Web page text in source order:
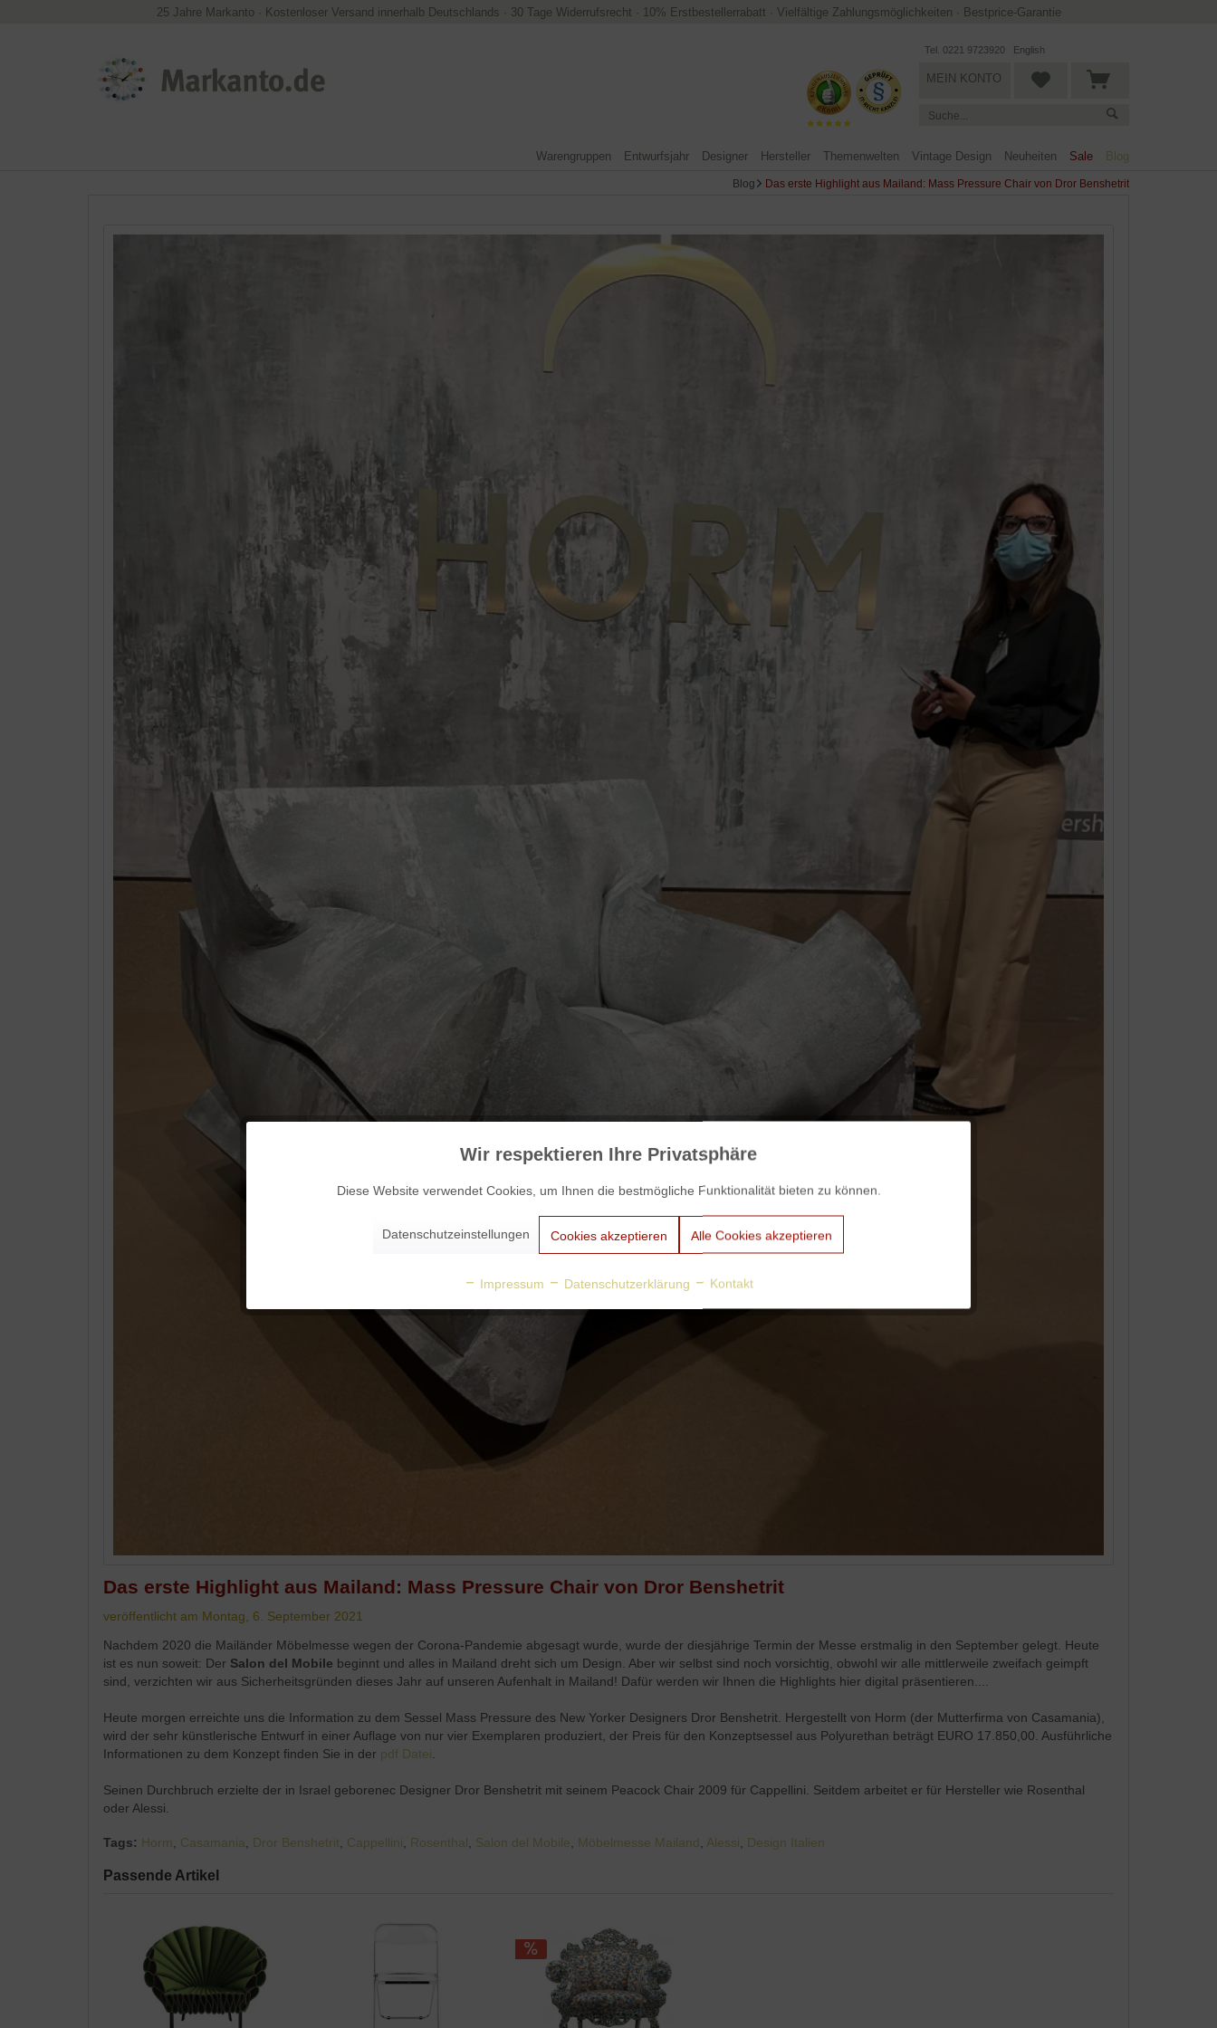
25 Jahre Markanto · Kostenloser Versand innerhalb Deutschlands · 30 Tage Widerrufsrecht · 10% Erstbestellerrabatt · Vielfältige Zahlungsmöglichkeiten · Bestprice-Garantie
Tel. 0221 9723920 English
MEIN KONTO
Warengruppen Entwurfsjahr Designer Hersteller Themenwelten Vintage Design Neuheiten Sale Blog
Blog Das erste Highlight aus Mailand: Mass Pressure Chair von Dror Benshetrit
Das erste Highlight aus Mailand: Mass Pressure Chair von Dror Benshetrit
veröffentlicht am Montag, 6. September 2021
Nachdem 2020 die Mailänder Möbelmesse wegen der Corona-Pandemie abgesagt wurde, wurde der diesjährige Termin der Messe erstmalig in den September gelegt. Heute
ist es nun soweit: Der Salon del Mobile beginnt und alles in Mailand dreht sich um Design. Aber wir selbst sind noch vorsichtig, obwohl wir alle mittlerweile zweifach geimpft
sind, verzichten wir aus Sicherheitsgründen dieses Jahr auf unseren Aufenhalt in Mailand! Dafür werden wir Ihnen die Highlights hier digital präsentieren....
Heute morgen erreichte uns die Information zu dem Sessel Mass Pressure des New Yorker Designers Dror Benshetrit. Hergestellt von Horm (der Mutterfirma von Casamania),
wird der sehr künstlerische Entwurf in einer Auflage von nur vier Exemplaren produziert, der Preis für den Konzeptsessel aus Polyurethan beträgt EURO 17.850,00. Ausführliche
Informationen zu dem Konzept finden Sie in der pdf Datei
Seinen Durchbruch erzielte der in Israel geborenec Designer Dror Benshetrit mit seinem Peacock Chair 2009 für Cappellini. Seitdem arbeitet er für Hersteller wie Rosenthal
oder Alessi.
Tags: Horm Casamania Dror Benshetrit Cappellini Rosenthal Salon del Mobile Möbelmesse Mailand Alessi Design Italien
Passende Artikel
Wir respektieren Ihre Privatsphäre
Diese Website verwendet Cookies, um Ihnen die bestmögliche Funktionalität bieten zu können.
Datenschutzeinstellungen Cookies akzeptieren Alle Cookies akzeptieren
Impressum Datenschutzerklärung Kontakt